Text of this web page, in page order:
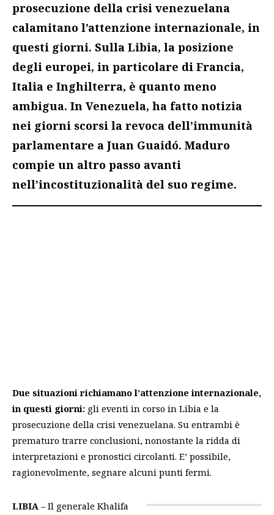
prosecuzione della crisi venezuelana
calamitano l’attenzione internazionale, in
questi giorni. Sulla Libia, la posizione
degli europei, in particolare di Francia,
Italia e Inghilterra, è quanto meno
ambigua. In Venezuela, ha fatto notizia
nei giorni scorsi la revoca dell’immunità
parlamentare a Juan Guaidó. Maduro
compie un altro passo avanti
nell’incostituzionalità del suo regime.
Due situazioni richiamano l’attenzione internazionale,
in questi giorni: gli eventi in corso in Libia e la
prosecuzione della crisi venezuelana. Su entrambi è
prematuro trarre conclusioni, nonostante la ridda di
interpretazioni e pronostici circolanti. E’ possibile,
ragionevolmente, segnare alcuni punti fermi.
LIBIA – Il generale Khalifa